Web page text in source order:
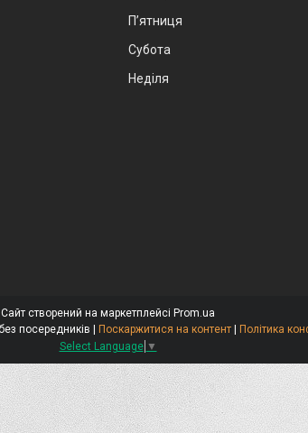
Пʼятниця
Субота
Неділя
Сайт створений на маркетплейсі Prom.ua
Поскаржитися на контент
Політика
Select Language ▼